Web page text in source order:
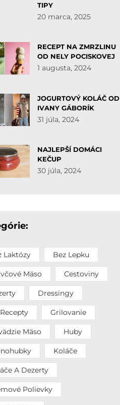
TIPY
20 marca, 2025
RECEPT NA ZMRZLINU
OD NELY POCISKOVEJ
1 augusta, 2024
JOGURTOVÝ KOLÁČ OD
IVANY GÁBORÍK
31 júla, 2024
NAJLEPŠÍ DOMÁCI
KEČUP
30 júla, 2024
Laktózy Bez Lepku
Mäso Cestoviny
Dressingy
Grilovanie
Mäso Huby
Koláče
A Dezerty
Polievky